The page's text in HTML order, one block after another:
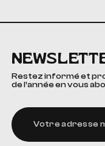
Restez informé et
de l’année en vous